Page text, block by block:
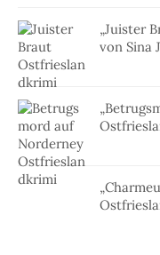
„Juister
von Sina